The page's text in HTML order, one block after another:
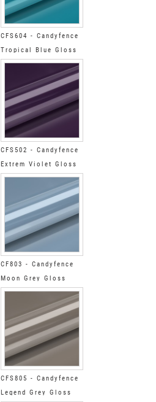
CFS604 - Candyfence
Tropical Blue Gloss
CFS502 - Candyfence
Extrem Violet Gloss
CF803 - Candyfence
Moon Grey Gloss
CFS805 - Candyfence
Legend Grey Gloss